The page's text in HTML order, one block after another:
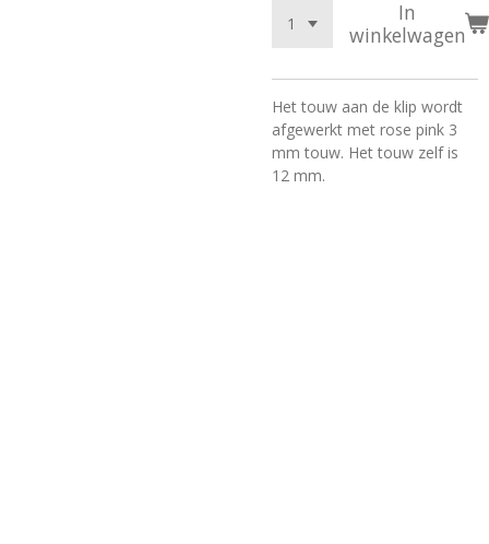
In
winkelwagen
Het touw aan de klip wordt
afgewerkt met rose pink 3
mm touw. Het touw zelf is
12 mm.